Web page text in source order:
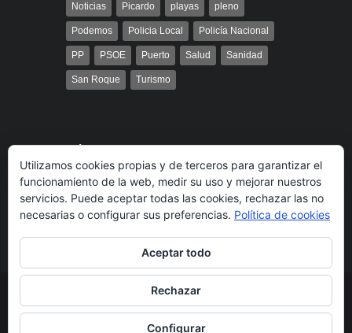
Noticias Picardo playas pleno
Podemos Policia Local Policía Nacional
PP PSOE Puerto Salud Sanidad
San Roque Turismo
Búsqueda
© 2014 Radio Bahía Gibraltar desarrollado por
Media&Web
Política de cookies
Utilizamos cookies propias y de terceros para garantizar el
funcionamiento de la web, medir su uso y mejorar nuestros
servicios. Puede aceptar todas las cookies, rechazar las no
necesarias o configurar sus preferencias. Política de cookies
Aceptar todo
Rechazar
Configurar